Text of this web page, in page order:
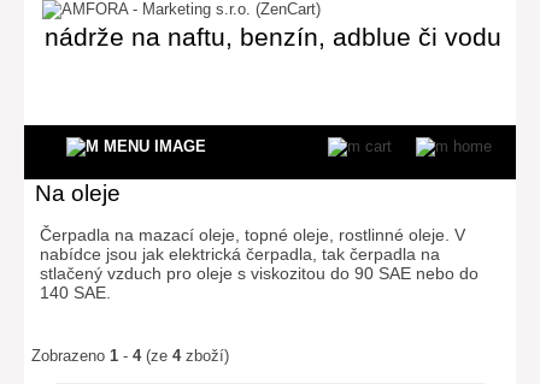
nádrže na naftu, benzín, adblue či vodu
Na oleje
Čerpadla na mazací oleje, topné oleje, rostlinné oleje. V
nabídce jsou jak elektrická čerpadla, tak čerpadla na
stlačený vzduch pro oleje s viskozitou do 90 SAE nebo do
140 SAE.
Zobrazeno1 -4(ze4zboží)